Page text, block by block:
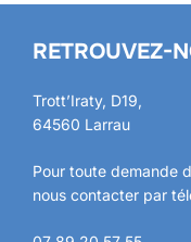
RETROUVEZ-
Trott’Iraty, D19,
64560 Larrau
Pour toute demande
nous contacter par